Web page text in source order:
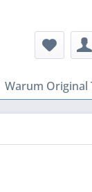
Warum Original